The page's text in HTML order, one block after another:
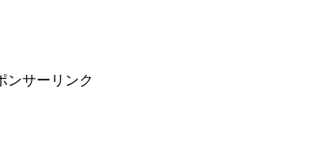
ンサーリンク